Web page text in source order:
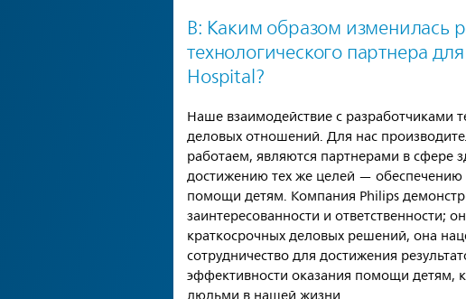
В: Каким образом изменилась
технологического партнера
Hospital?
Наше взаимодействие с разработчиками
деловых отношений. Для нас
работаем, являются партнерами в сфере
достижению тех же целей —
помощи детям. Компания Philips
заинтересованности и ответственности;
краткосрочных деловых решений, она
сотрудничество для достижения
эффективности оказания помощи